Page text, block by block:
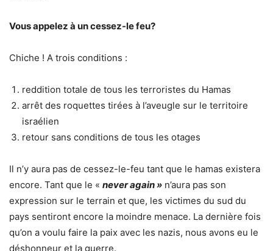
Vous appelez à un cessez-le feu?
Chiche ! A trois conditions :
reddition totale de tous les terroristes du Hamas
arrêt des roquettes tirées à l’aveugle sur le territoire
israélien
retour sans conditions de tous les otages
Il n’y aura pas de cessez-le-feu tant que le hamas existera
encore. Tant que le « never again » n’aura pas son
expression sur le terrain et que, les victimes du sud du
pays sentiront encore la moindre menace. La dernière fois
qu’on a voulu faire la paix avec les nazis, nous avons eu le
déshonneur et la guerre.